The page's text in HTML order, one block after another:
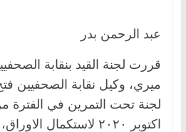
عبد الرحمن بدر
قررت لجنة القيد بنقابة
ميري، وكيل نقابة الصحفيين
اكتوبر ٢٠٢٠ لاستكمال